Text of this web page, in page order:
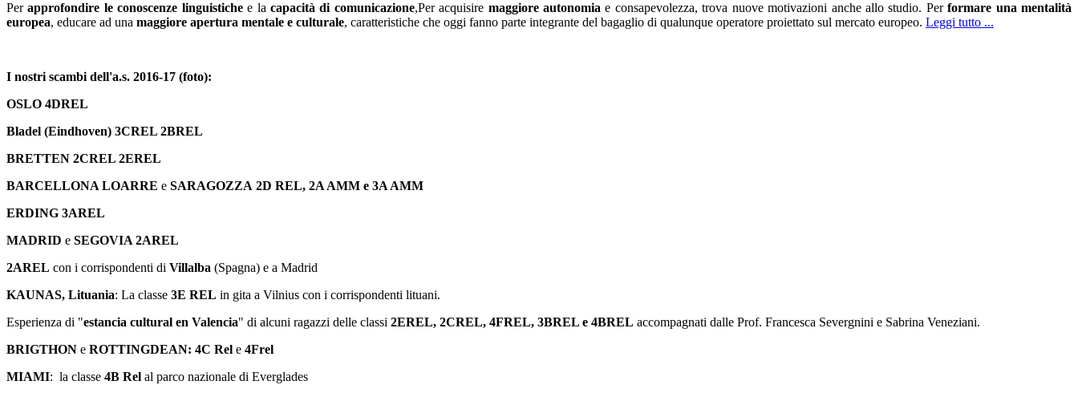
Perapprofondire le conoscenze linguistichee la capacità di comunicazione,Per acquisire maggiore autonomia e consapevolezza, trova nuove motivazioni anche allo studio. Performare una mentalità
europea, educare ad una maggiore apertura mentale e culturale, caratteristiche che oggi fanno parte integrante del bagaglio di qualunque operatore proiettato sul mercato europeo. Leggi tutto ...
I nostri scambi dell'a.s. 2016-17 (foto):
OSLO 4DREL
Bladel (Eindhoven) 3CREL 2BREL
BRETTEN 2CREL 2EREL
BARCELLONA LOARRE e SARAGOZZA 2D REL, 2A AMM e 3A AMM
ERDING 3AREL
MADRID e SEGOVIA 2AREL
2AREL con i corrispondenti di Villalba (Spagna) e a Madrid
KAUNAS, Lituania: La classe 3E REL in gita a Vilnius con i corrispondenti lituani.
Esperienza di "estancia cultural en Valencia" di alcuni ragazzi delle classi 2EREL, 2CREL, 4FREL, 3BREL e 4BREL accompagnati dalle Prof. Francesca Severgnini e Sabrina Veneziani.
BRIGTHON e ROTTINGDEAN: 4C Rel e 4Frel
MIAMI: la classe 4B Rel al parco nazionale di Everglades